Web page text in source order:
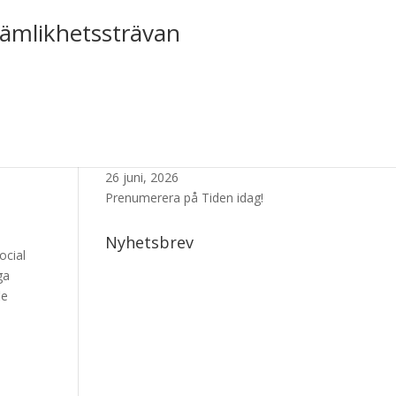
26 juni, 2026
Prenumerera på Tiden idag!
Nyhetsbrev